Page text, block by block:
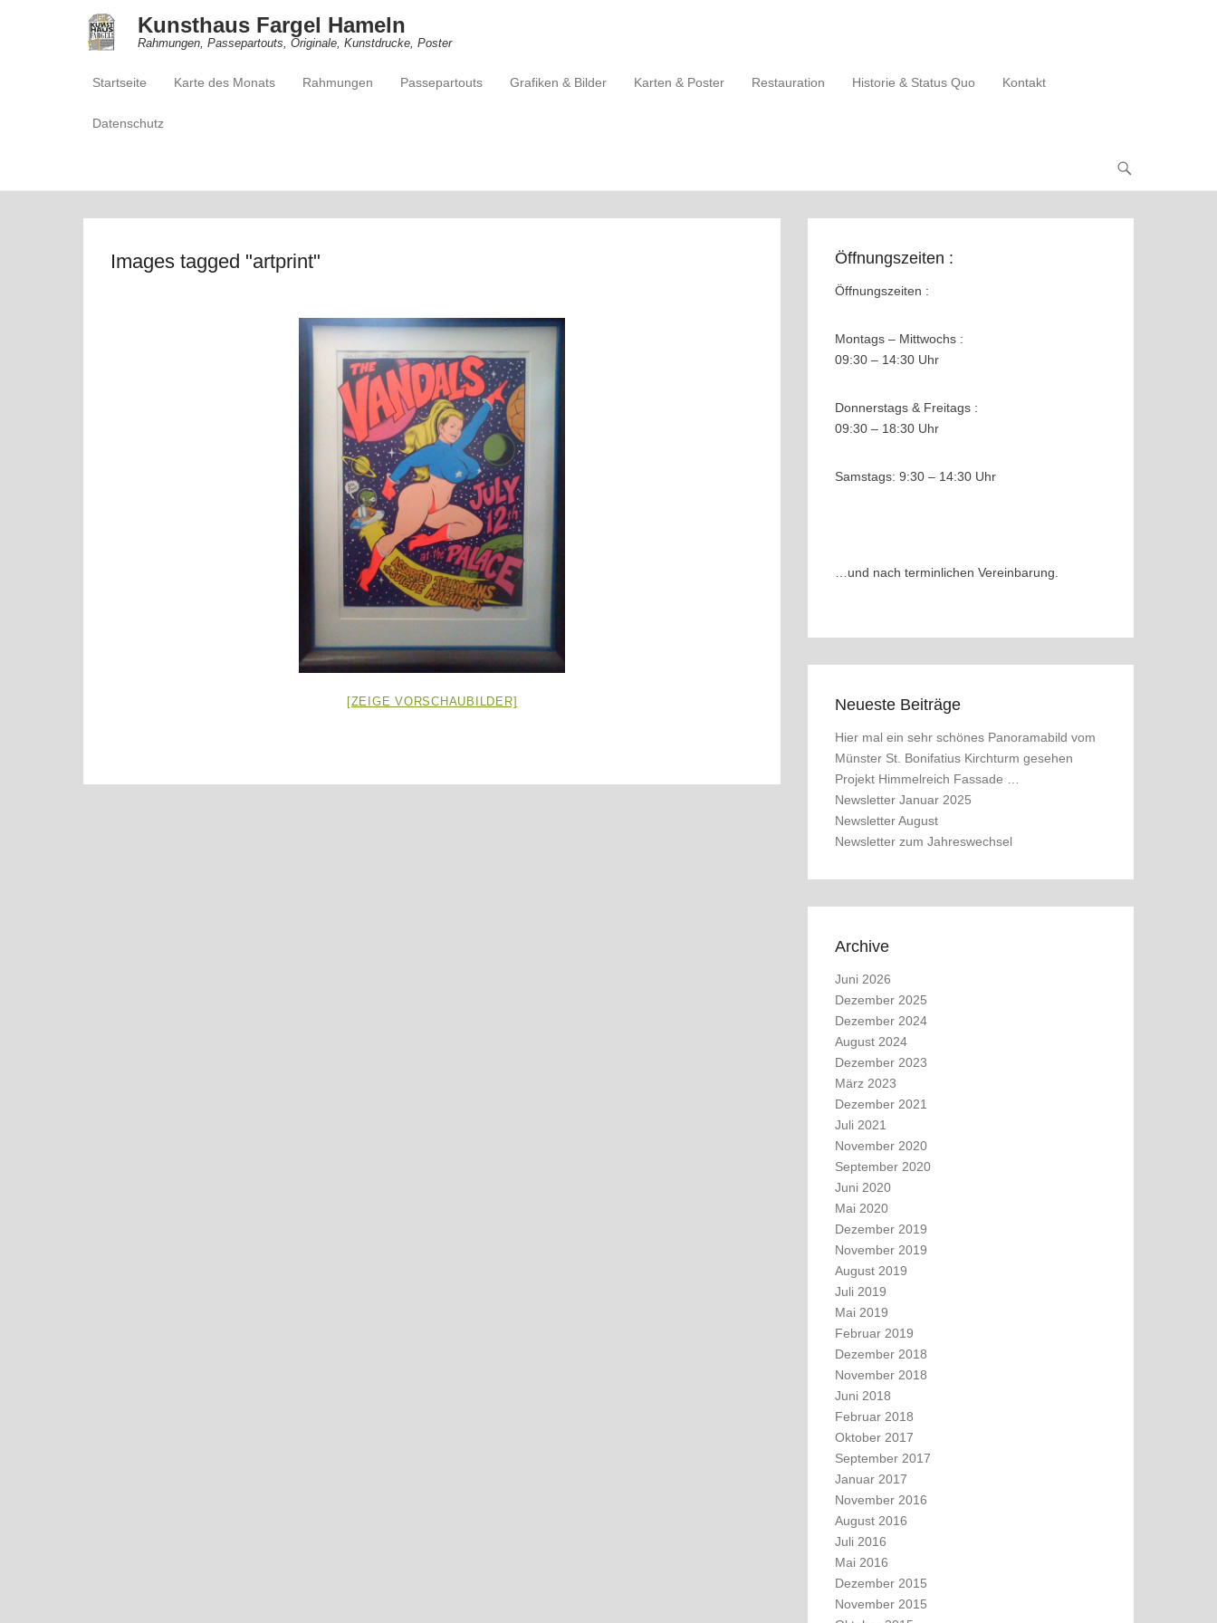
Kunsthaus Fargel Hameln
Rahmungen, Passepartouts, Originale, Kunstdrucke, Poster
Primärmenü
Zum Inhalt springen
Startseite Karte des Monats Rahmungen Passepartouts Grafiken & Bilder Karten & Poster Restauration Historie & Status Quo Kontakt
Datenschutz
Images tagged "artprint"
[ZEIGE VORSCHAUBILDER]
Öffnungszeiten :
Öffnungszeiten :
Montags – Mittwochs :
09:30 – 14:30 Uhr
Donnerstags & Freitags :
09:30 – 18:30 Uhr
Samstags: 9:30 – 14:30 Uhr
…und nach terminlichen Vereinbarung.
Neueste Beiträge
Hier mal ein sehr schönes Panoramabild vom
Münster St. Bonifatius Kirchturm gesehen
Projekt Himmelreich Fassade …
Newsletter Januar 2025
Newsletter August
Newsletter zum Jahreswechsel
Archive
Juni 2026
Dezember 2025
Dezember 2024
August 2024
Dezember 2023
März 2023
Dezember 2021
Juli 2021
November 2020
September 2020
Juni 2020
Mai 2020
Dezember 2019
November 2019
August 2019
Juli 2019
Mai 2019
Februar 2019
Dezember 2018
November 2018
Juni 2018
Februar 2018
Oktober 2017
September 2017
Januar 2017
November 2016
August 2016
Juli 2016
Mai 2016
Dezember 2015
November 2015